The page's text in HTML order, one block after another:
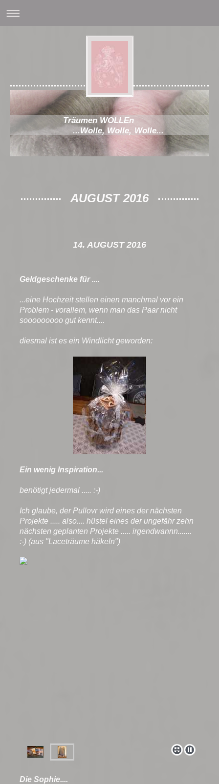
Träumen WOLLEn
...Wolle, Wolle, Wolle...
AUGUST 2016
14. AUGUST 2016
Geldgeschenke für ....
...eine Hochzeit stellen einen manchmal vor ein
Problem - vorallem, wenn man das Paar nicht
sooooooooo gut kennt....
diesmal ist es ein Windlicht geworden:
Ein wenig Inspiration...
benötigt jedermal ..... :-)
Ich glaube, der Pullovr wird eines der nächsten
Projekte ..... also.... hüstel eines der ungefähr zehn
nächsten geplanten Projekte ..... irgendwannn.......
:-) (aus "Laceträume häkeln")
Die Sophie....